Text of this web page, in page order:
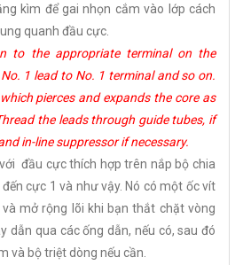
kìm để gai nhọn cắm vào lớp cách
quanh đầu cực.
to the appropriate terminal on the
1 lead to No. 1 terminal and so on.
pierces and expands the core as
the leads through guide tubes, if
in-line suppressor if necessary.
đầu cực thích hợp trên nắp bộ chia
đến cực 1 và như vậy. Nó có một ốc vít
mở rộng lõi khi bạn thắt chặt vòng
dẫn qua các ống dẫn, nếu có, sau đó
và bộ triệt dòng nếu cần.